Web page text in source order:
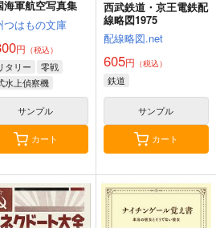
海軍航空写真集
つはもの文庫
円 （税込）
タリー
零戦
水上偵察機
サンプル
カート
西武鉄道・京王電鉄配
線略図1975
配線略図.net
605円 （税込）
鉄道
サンプル
カート